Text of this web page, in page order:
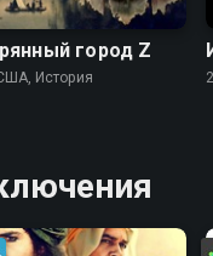
город Z
История